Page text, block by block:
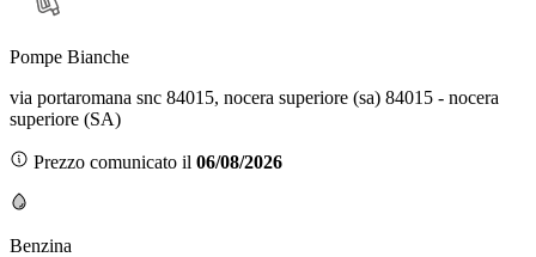
Pompe Bianche
via portaromana snc 84015, nocera superiore (sa) 84015 - nocera
superiore (SA)
Prezzo comunicato il 06/08/2026
Benzina